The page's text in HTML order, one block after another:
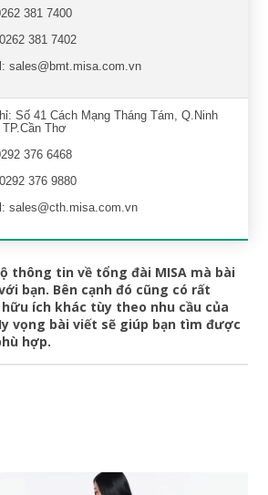
381 7400
381 7402
sales@bmt.misa.com.vn
Số 41 Cách Mạng Tháng Tám, Q.Ninh
TP.Cần Thơ
376 6468
376 9880
sales@cth.misa.com.vn
thông tin về tổng đài MISA mà bài
bạn. Bên cạnh đó cũng có rất
ích khác tùy theo nhu cầu của
vọng bài viết sẽ giúp bạn tìm được
hợp.